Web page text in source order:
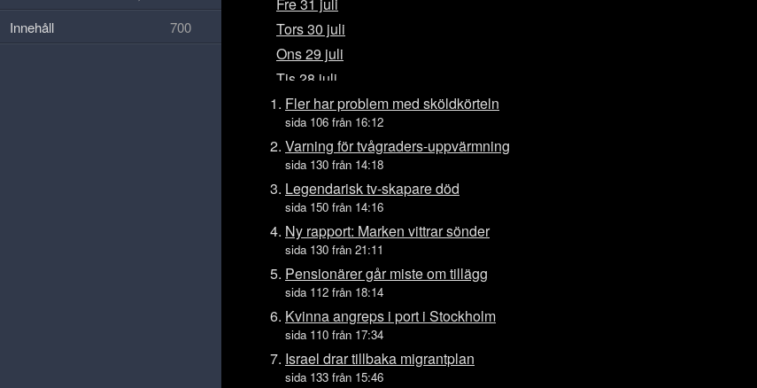
Fre 31 juli
Tors 30 juli
Ons 29 juli
Tis 28 juli
Mån 27 juli
Sön 26 juli
Lör 25 juli
Tors 23 juli
Ons 22 juli
Tis 21 juli
Mån 20 juli
Sön 19 juli
Lör 18 juli
Fre 17 juli
Tors 16 juli
Fler har problem med sköldkörteln
sida 106 från 16:12
Varning för tvågraders-uppvärmning
sida 130 från 14:18
Legendarisk tv-skapare död
sida 150 från 14:16
Ny rapport: Marken vittrar sönder
sida 130 från 21:11
Pensionärer går miste om tillägg
sida 112 från 18:14
Kvinna angreps i port i Stockholm
sida 110 från 17:34
Israel drar tillbaka migrantplan
sida 133 från 15:46
Innehåll
700